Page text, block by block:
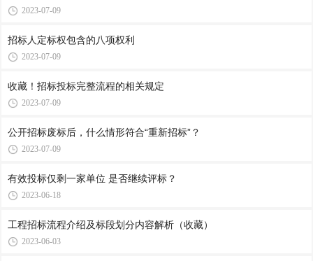
2023-07-09
招标人定标权包含的八项权利
2023-07-09
收藏！招标投标完整流程的相关规定
2023-07-09
公开招标废标后，什么情形符合“重新招标”？
2023-07-09
有效投标仅剩一家单位 是否继续评标？
2023-06-18
工程招标流程介绍及标段划分内容解析（收藏）
2023-06-03